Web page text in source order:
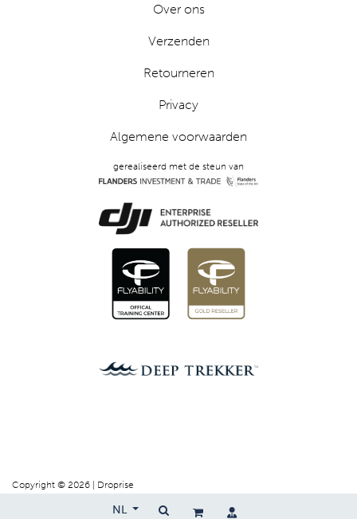
NL
Over ons
Verzenden
Retourneren
Privacy
Algemene voorwaarden
gerealiseerd met de steun van
Copyright © 2026 | Droprise